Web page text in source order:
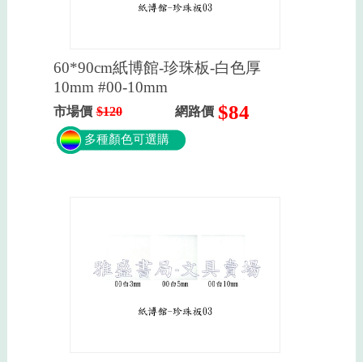
60*90cm紙博館-珍珠板-白色厚
10mm #00-10mm
市場價 $120 網路價 $84
多種顏色可選購